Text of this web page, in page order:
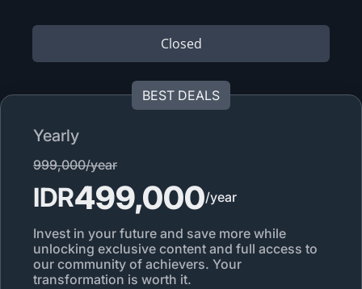
Closed
BEST DEALS
Yearly
999,000/year
IDR499,000/year
Invest in your future and save more while
unlocking exclusive content and full access to
our community of achievers. Your
transformation is worth it.